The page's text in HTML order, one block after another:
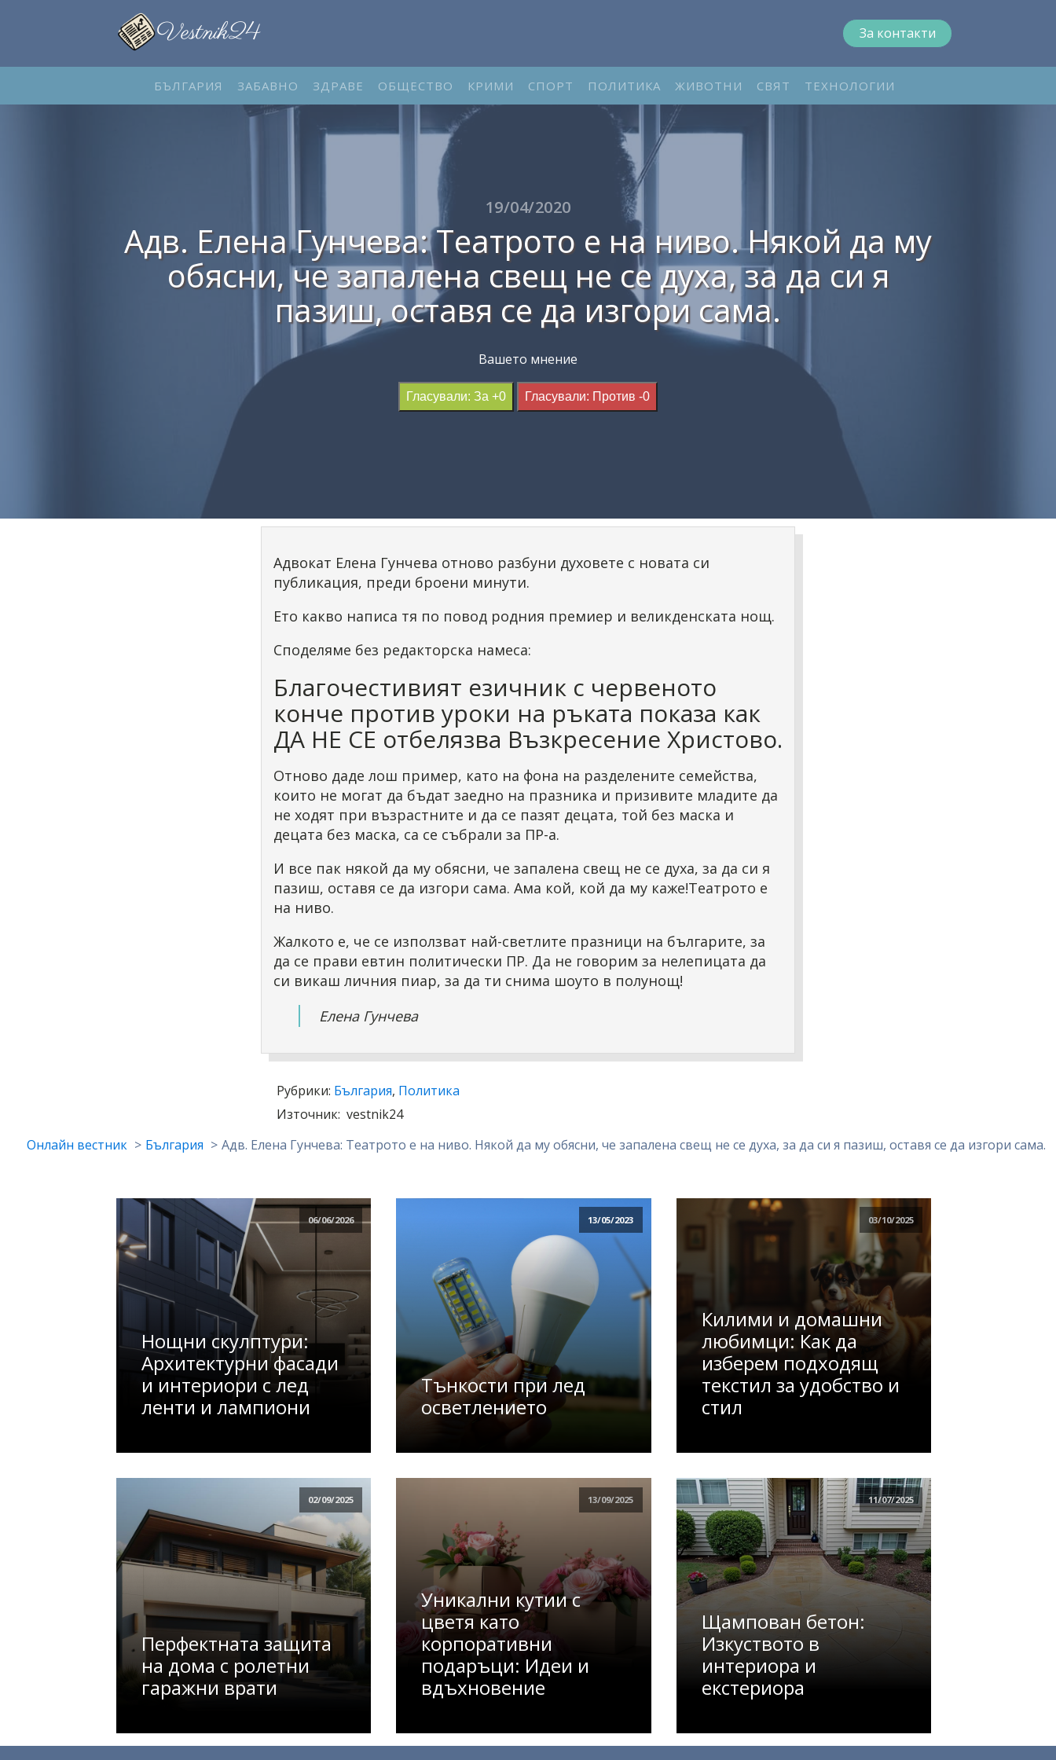
За контакти
БЪЛГАРИЯ ЗАБАВНО ЗДРАВЕ ОБЩЕСТВО КРИМИ СПОРТ ПОЛИТИКА ЖИВОТНИ СВЯТ ТЕХНОЛОГИИ
19/04/2020
Адв. Елена Гунчева: Театрото е на ниво. Някой да му
обясни, че запалена свещ не се духа, за да си я
пазиш, оставя се да изгори сама.
Вашето мнение
Гласували: За +0 Гласували: Против -0
Адвокат Елена Гунчева отново разбуни духовете с новата си
публикация, преди броени минути.
Ето какво написа тя по повод родния премиер и великденската нощ.
Споделяме без редакторска намеса:
Благочестивият езичник с червеното
конче против уроки на ръката показа как
ДА НЕ СЕ отбелязва Възкресение Христово.
Отново даде лош пример, като на фона на разделените семейства,
които не могат да бъдат заедно на празника и призивите младите да
не ходят при възрастните и да се пазят децата, той без маска и
децата без маска, са се събрали за ПР-а.
И все пак някой да му обясни, че запалена свещ не се духа, за да си я
пазиш, оставя се да изгори сама. Ама кой, кой да му каже!Театрото е
на ниво.
Жалкото е, че се използват най-светлите празници на българите, за
да се прави евтин политически ПР. Да не говорим за нелепицата да
си викаш личния пиар, за да ти снима шоуто в полунощ!
Елена Гунчева
Рубрики: България, Политика
Източник: vestnik24
Онлайн вестник
България Адв. Елена Гунчева: Театрото е на ниво. Някой да му обясни, че запалена свещ не се духа, за да си я пазиш, оставя се да изгори сама.
06/06/2026
Нощни скулптури:
Архитектурни фасади
и интериори с лед
ленти и лампиони
13/05/2023
Тънкости при лед
осветлението
03/10/2025
Килими и домашни
любимци: Как да
изберем подходящ
текстил за удобство и
стил
02/09/2025
Перфектната защита
на дома с ролетни
гаражни врати
13/09/2025
Уникални кутии с
цветя като
корпоративни
подаръци: Идеи и
вдъхновение
11/07/2025
Щампован бетон:
Изкуството в
интериора и
екстериора